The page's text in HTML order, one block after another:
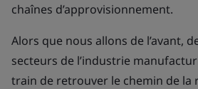
chaînes d’approvisionnement.
Alors que nous allons de l’avant,
secteurs de l’industrie
train de retrouver le chemin de la